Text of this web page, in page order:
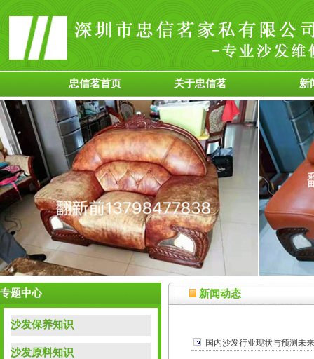
忠信茗首页 关于忠信茗 新
专题中心
沙发保养知识
沙发原料知识
新闻动态
国内沙发行业现状与预测未